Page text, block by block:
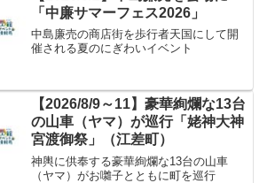
「中廉サマーフェス2026」
中島廉売の商店街を歩行者天国にして開
催される夏のにぎわいイベント
【2026/8/9～11】豪華絢爛な13台
の山車（ヤマ）が巡行「姥神大神
宮渡御祭」（江差町）
神輿に供奉する豪華絢爛な13台の山車
（ヤマ）がお囃子とともに町を巡行